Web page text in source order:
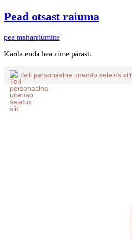
Pead otsast raiuma
pea maharaiumine
Karda enda hea nime pärast.
Telli personaalne unenäo seletus siit